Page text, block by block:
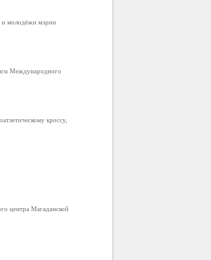
и молодёжи мэрии
Международного
кроссу,
центра Магаданской